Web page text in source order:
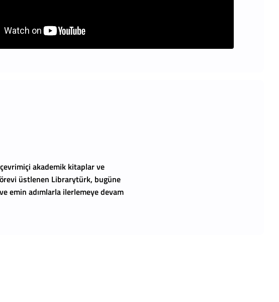
akademik kitaplar ve
üstlenen Librarytürk, bugüne
emin adımlarla ilerlemeye devam